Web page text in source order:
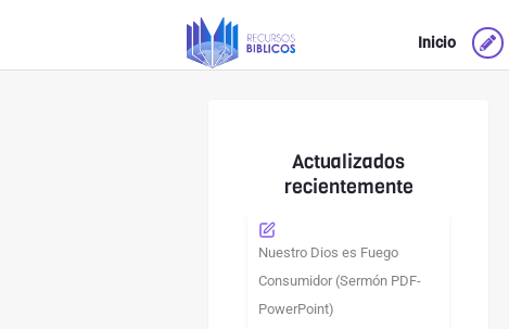
Inicio
Actualizados
recientemente
Nuestro Dios es Fuego
Consumidor (Sermón PDF-
PowerPoint)